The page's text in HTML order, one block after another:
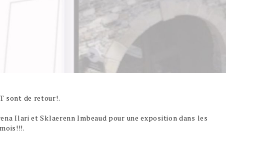
sont de retour!.
Ilari et Sklaerenn Imbeaud pour une exposition dans les